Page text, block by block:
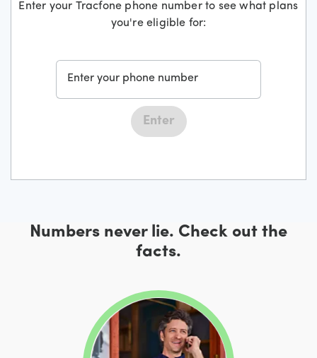
Enter your Tracfone phone number to see what plans
you're eligible for:
Enter your phone number
Enter
Numbers never lie. Check out the
facts.